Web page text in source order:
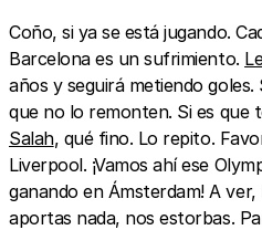
Coño, si ya se está jugando.
Barcelona es un sufrimiento.
años y seguirá metiendo goles.
que no lo remonten. Si es que
Salah, qué fino. Lo repito.
Liverpool. ¡Vamos ahí ese
ganando en Ámsterdam! A
aportas nada, nos estorbas.